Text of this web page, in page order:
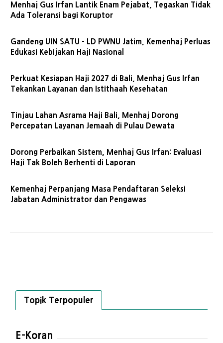
Menhaj Gus Irfan Lantik Enam Pejabat, Tegaskan Tidak
Ada Toleransi bagi Koruptor
Gandeng UIN SATU - LD PWNU Jatim, Kemenhaj Perluas
Edukasi Kebijakan Haji Nasional
Perkuat Kesiapan Haji 2027 di Bali, Menhaj Gus Irfan
Tekankan Layanan dan Istithaah Kesehatan
Tinjau Lahan Asrama Haji Bali, Menhaj Dorong
Percepatan Layanan Jemaah di Pulau Dewata
Dorong Perbaikan Sistem, Menhaj Gus Irfan: Evaluasi
Haji Tak Boleh Berhenti di Laporan
Kemenhaj Perpanjang Masa Pendaftaran Seleksi
Jabatan Administrator dan Pengawas
Topik Terpopuler
E-Koran